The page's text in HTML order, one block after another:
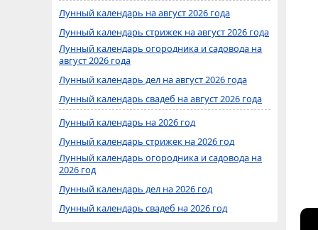
Лунный календарь на август 2026 года
Лунный календарь стрижек на август 2026 года
Лунный календарь огородника и садовода на
август 2026 года
Лунный календарь дел на август 2026 года
Лунный календарь свадеб на август 2026 года
Лунный календарь на 2026 год
Лунный календарь стрижек на 2026 год
Лунный календарь огородника и садовода на
2026 год
Лунный календарь дел на 2026 год
Лунный календарь свадеб на 2026 год